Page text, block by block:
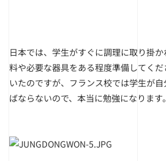
日本では、学生がすぐに調理に取り掛
料や必要な器具をある程度準備してくだ
いたのですが、フランス校では学生が
ばならないので、本当に勉強になります。